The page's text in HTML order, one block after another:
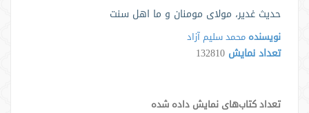
حدیث غدیر، مولای مومنان و ما اهل سنت
نویسنده محمد سلیم آزاد
تعداد نمایش 132810
تعداد کتاب‌های نمایش داده شده